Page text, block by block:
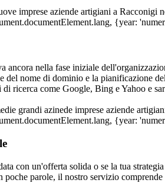
ancora nella fase iniziale
del nome di dominio e la pianificazione
ricerca come Google, Bing e Yahoo e
con un'offerta solida o se la tua
poche parole, il nostro servizio